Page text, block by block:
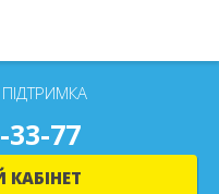
33-77